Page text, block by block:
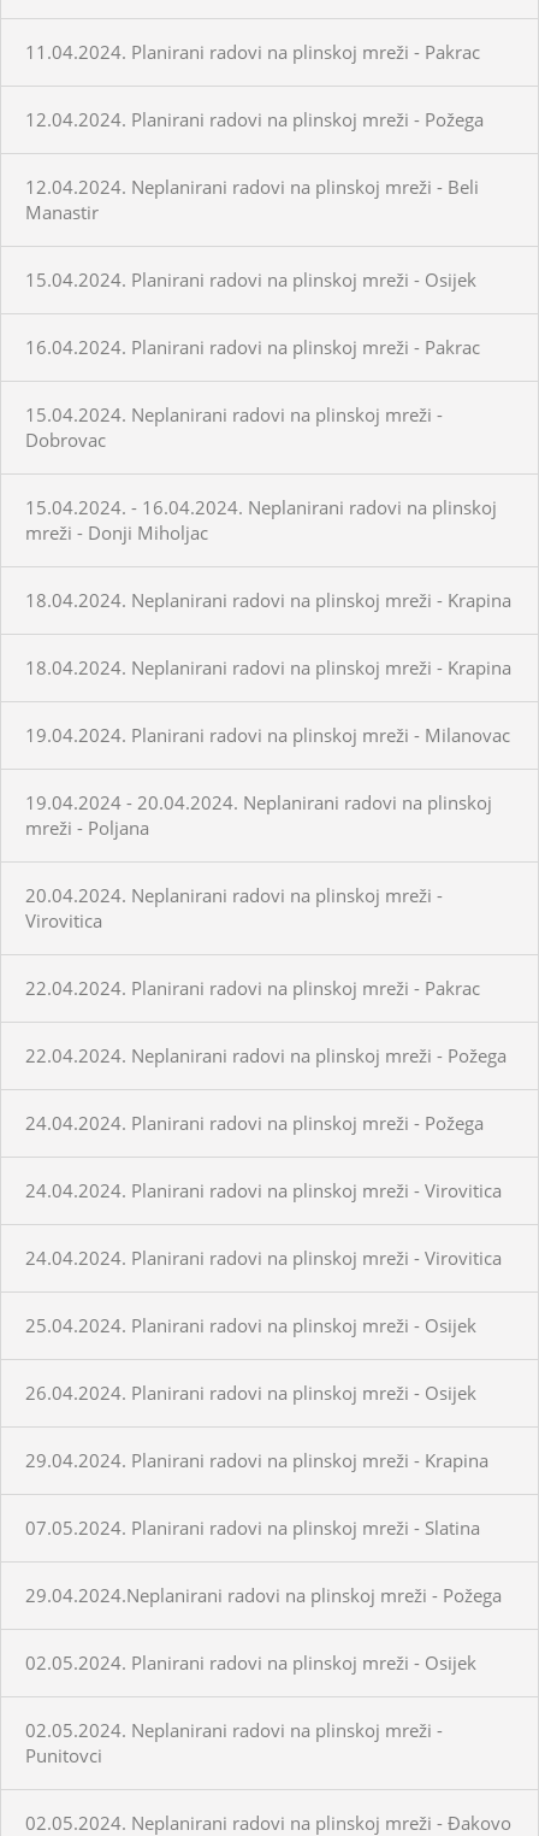
11.04.2024. Planirani radovi na plinskoj mreži - Pakrac
12.04.2024. Planirani radovi na plinskoj mreži - Požega
12.04.2024. Neplanirani radovi na plinskoj mreži - Beli
Manastir
15.04.2024. Planirani radovi na plinskoj mreži - Osijek
16.04.2024. Planirani radovi na plinskoj mreži - Pakrac
15.04.2024. Neplanirani radovi na plinskoj mreži -
Dobrovac
15.04.2024. - 16.04.2024. Neplanirani radovi na plinskoj
mreži - Donji Miholjac
18.04.2024. Neplanirani radovi na plinskoj mreži - Krapina
18.04.2024. Neplanirani radovi na plinskoj mreži - Krapina
19.04.2024. Planirani radovi na plinskoj mreži - Milanovac
19.04.2024 - 20.04.2024. Neplanirani radovi na plinskoj
mreži - Poljana
20.04.2024. Neplanirani radovi na plinskoj mreži -
Virovitica
22.04.2024. Planirani radovi na plinskoj mreži - Pakrac
22.04.2024. Neplanirani radovi na plinskoj mreži - Požega
24.04.2024. Planirani radovi na plinskoj mreži - Požega
24.04.2024. Planirani radovi na plinskoj mreži - Virovitica
24.04.2024. Planirani radovi na plinskoj mreži - Virovitica
25.04.2024. Planirani radovi na plinskoj mreži - Osijek
26.04.2024. Planirani radovi na plinskoj mreži - Osijek
29.04.2024. Planirani radovi na plinskoj mreži - Krapina
07.05.2024. Planirani radovi na plinskoj mreži - Slatina
29.04.2024.Neplanirani radovi na plinskoj mreži - Požega
02.05.2024. Planirani radovi na plinskoj mreži - Osijek
02.05.2024. Neplanirani radovi na plinskoj mreži -
Punitovci
02.05.2024. Neplanirani radovi na plinskoj mreži - Đakovo